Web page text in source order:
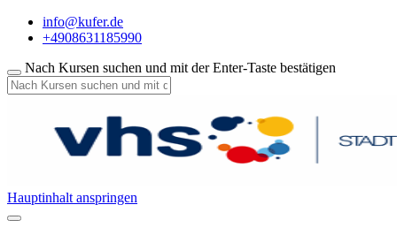
info@kufer.de
+4908631185990
Nach Kursen suchen und mit der Enter-Taste bestätigen
Hauptinhalt anspringen